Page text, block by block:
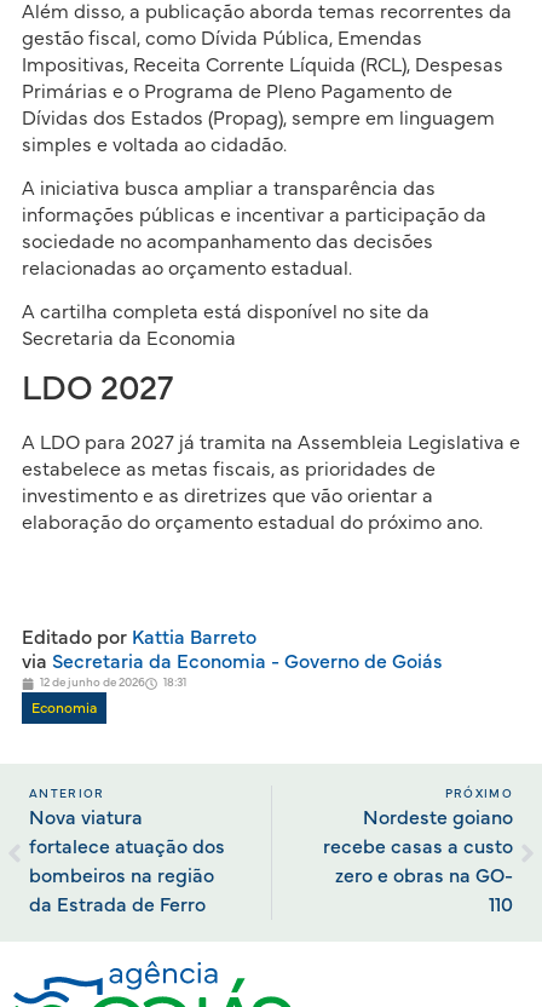
Além disso, a publicação aborda temas recorrentes da
gestão fiscal, como Dívida Pública, Emendas
Impositivas, Receita Corrente Líquida (RCL), Despesas
Primárias e o Programa de Pleno Pagamento de
Dívidas dos Estados (Propag), sempre em linguagem
simples e voltada ao cidadão.
A iniciativa busca ampliar a transparência das
informações públicas e incentivar a participação da
sociedade no acompanhamento das decisões
relacionadas ao orçamento estadual.
A cartilha completa está disponível no site da
Secretaria da Economia
LDO 2027
A LDO para 2027 já tramita na Assembleia Legislativa e
estabelece as metas fiscais, as prioridades de
investimento e as diretrizes que vão orientar a
elaboração do orçamento estadual do próximo ano.
Editado porKattia Barreto
via Secretaria da Economia - Governo de Goiás
12 de junho de 2026 18:31
Economia
ANTERIOR
Nova viatura
fortalece atuação dos
bombeiros na região
da Estrada de Ferro
PRÓXIMO
Nordeste goiano
recebe casas a custo
zero e obras na GO-
110